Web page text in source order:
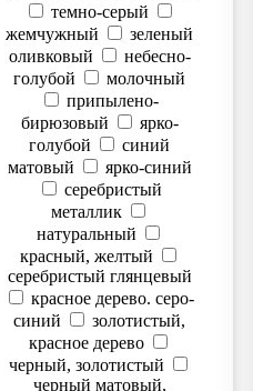
темно-серый
жемчужный
зеленый
оливковый
небесно-
голубой
молочный
припылено-
бирюзовый
ярко-
голубой
синий
матовый
ярко-синий
серебристый
металлик
натуральный
красный, желтый
серебристый глянцевый
красное дерево. серо-
синий
золотистый,
красное дерево
черный, золотистый
черный матовый,